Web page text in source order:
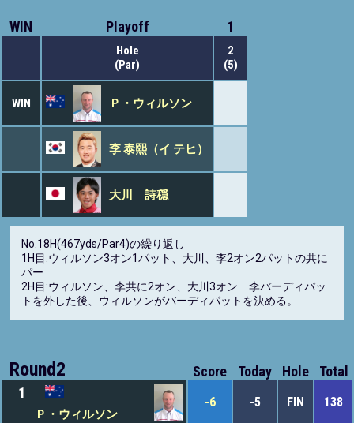
WIN Playoff 1
Hole
(Par)
2
(5)
WIN Ｐ・ウィルソン
李 泰熙（イ テヒ）
大川 詩穏
No.18H(467yds/Par4)の繰り返し
1H目:ウィルソン3オン1パット、大川、李2オン2パットの共に
パー
2H目:ウィルソン、李共に2オン、大川3オン 李バーディパッ
トを外した後、ウィルソンがバーディパットを決める。
Round2 Score Today Hole
Total
1
Ｐ・ウィルソン
-6 -5 FIN 138